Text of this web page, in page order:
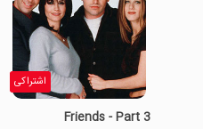
اشتراکی
Friends - Part 3